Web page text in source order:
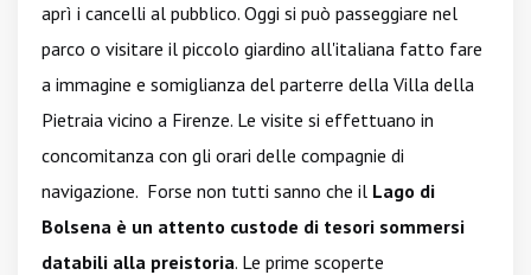
aprì i cancelli al pubblico. Oggi si può passeggiare nel
parco o visitare il piccolo giardino all'italiana fatto fare
a immagine e somiglianza del parterre della Villa della
Pietraia vicino a Firenze. Le visite si effettuano in
concomitanza con gli orari delle compagnie di
navigazione. Forse non tutti sanno che il Lago di
Bolsena è un attento custode di tesori sommersi
databili alla preistoria. Le prime scoperte